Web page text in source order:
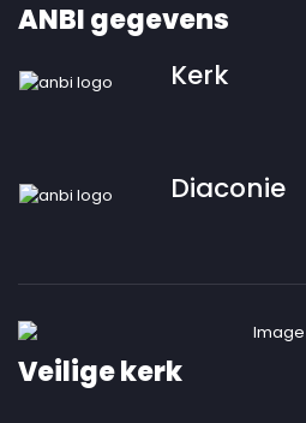
ANBI gegevens
Kerk
Diaconie
Veilige kerk